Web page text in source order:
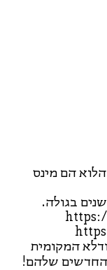
הם מינס
בגולה.
המקומית
החדשים שלהם!